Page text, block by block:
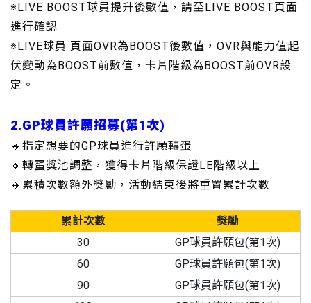
※LIVE BOOST球員提升後數值，請至LIVE BOOST頁面
進行確認
※LIVE球員 頁面OVR為BOOST後數值，OVR與能力值起
伏變動為BOOST前數值，卡片階級為BOOST前OVR設
定。
2.GP球員許願招募(第1次)
🔸指定想要的GP球員進行許願轉蛋
🔸轉蛋獎池調整，獲得卡片階級保證LE階級以上
🔸累積次數額外獎勵，活動結束後將重置累計次數
累計次數
獎勵
30
GP球員許願包(第1次)
60
GP球員許願包(第1次)
90
GP球員許願包(第1次)